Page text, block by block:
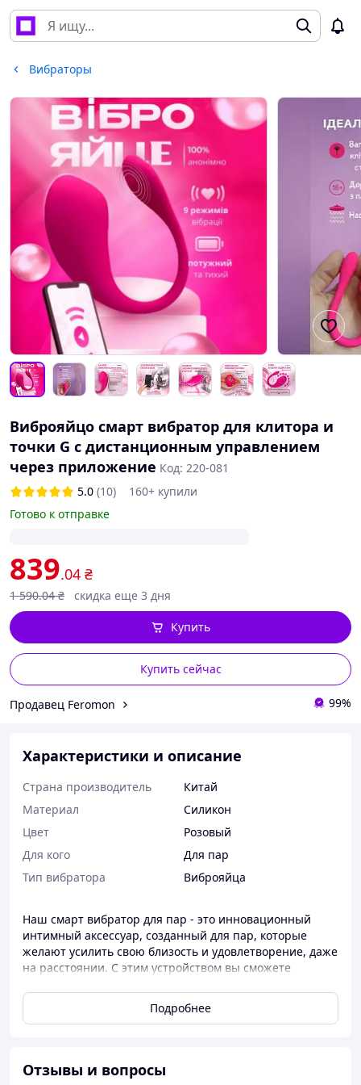
Вибраторы
Виброяйцо смарт вибратор для клитора и
точки G с дистанционным управлением
через приложение Код: 220-081
5.0 (10)
160+ купили
Готово к отправке
839.04 ₴
1 590.04 ₴ скидка еще 3 дня
Купить сейчас
Купить
Продавец Feromon 99%
Характеристики и описание
Страна производитель
Китай
Материал
Силикон
Цвет
Розовый
Для кого
Для пар
Тип вибратора
Виброяйца
Наш смарт вибратор для пар - это инновационный
интимный аксессуар, созданный для пар, которые
желают усилить свою близость и удовлетворение, даже
на расстоянии. С этим устройством вы сможете
специальное мобильное приложение, придавая вашим
интимным моментам новые ощущения и волнение.
Подробнее
Отзывы и вопросы